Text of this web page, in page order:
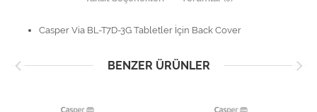
Casper Via BL-T7D-3G Tabletler İçin Back Cover
BENZER ÜRÜNLER